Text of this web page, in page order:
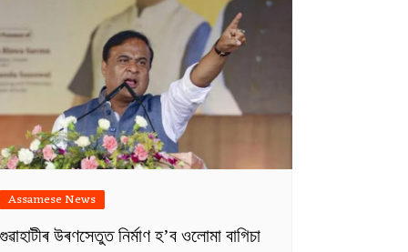
Assamese News
উৰণসেতুত নিৰ্মাণ হ’ব ওলোমা বাগিচা